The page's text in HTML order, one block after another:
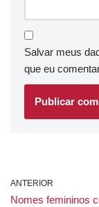
Salvar meus
que eu
ANTERIOR
Nomes femininos